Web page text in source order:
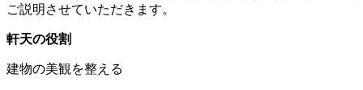
ご説明させていただきます。
軒天の役割
建物の美観を整える